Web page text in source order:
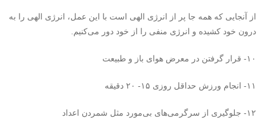
از آنجایی که همه جا پر از انرژی الهی است با این عمل، انرژی الهی را به
درون خود کشیده و انرژی منفی را از خود دور می‌کنیم.
۱۰- قرار گرفتن در معرض هوای باز و طبیعت
۱۱- انجام ورزش حداقل روزی ۱۵- ۲۰ دقیقه
۱۲- جلوگیری از سرگرمی‌های بی‌مورد مثل شمردن اعداد